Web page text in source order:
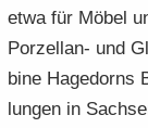
etwa für Möbel
Porzellan-​ und
bi­ne Ha­ge­dorns
lungen in